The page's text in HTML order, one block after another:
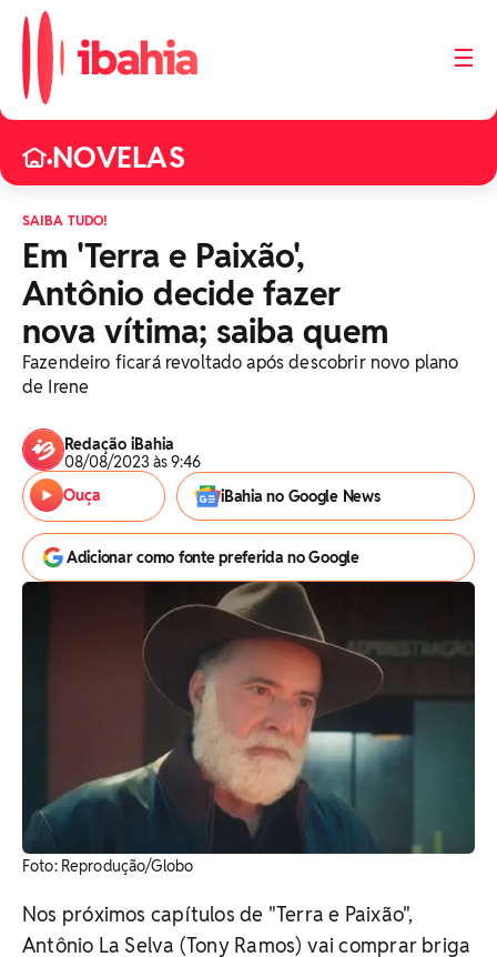
☰
•NOVELAS
SAIBA TUDO!
Em 'Terra e Paixão',
Antônio decide fazer
nova vítima; saiba quem
Fazendeiro ficará revoltado após descobrir novo plano
de Irene
Redação iBahia
08/08/2023 às 9:46
Ouça
iBahia no Google News
Adicionar como fonte preferida no Google
Foto: Reprodução/Globo
Nos próximos capítulos de "Terra e Paixão",
Antônio La Selva (Tony Ramos) vai comprar briga